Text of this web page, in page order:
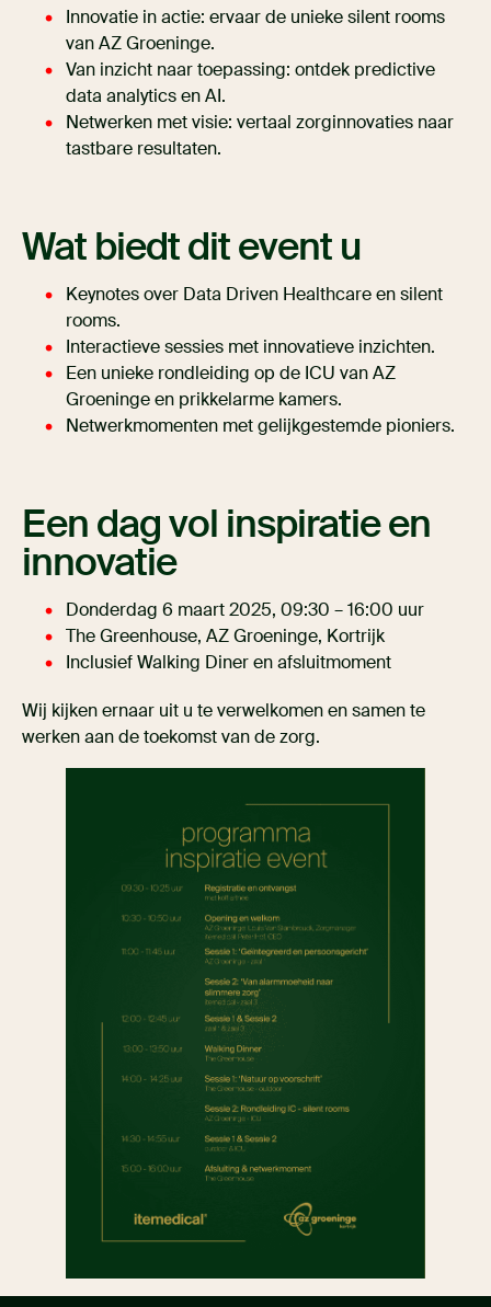
Innovatie in actie: ervaar de unieke silent rooms
van AZ Groeninge.
Van inzicht naar toepassing: ontdek predictive
data analytics en AI.
Netwerken met visie: vertaal zorginnovaties naar
tastbare resultaten.
Wat biedt dit event u
Keynotes over Data Driven Healthcare en silent
rooms.
Interactieve sessies met innovatieve inzichten.
Een unieke rondleiding op de ICU van AZ
Groeninge en prikkelarme kamers.
Netwerkmomenten met gelijkgestemde pioniers.
Een dag vol inspiratie en
innovatie
Donderdag 6 maart 2025, 09:30 – 16:00 uur
The Greenhouse, AZ Groeninge, Kortrijk
Inclusief Walking Diner en afsluitmoment
Wij kijken ernaar uit u te verwelkomen en samen te
werken aan de toekomst van de zorg.